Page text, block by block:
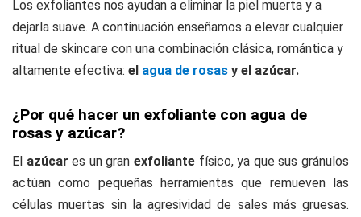
Los exfoliantes nos ayudan a eliminar la piel muerta y a
dejarla suave. A continuación enseñamos a elevar cualquier
ritual de skincare con una combinación clásica, romántica y
altamente efectiva: el agua de rosas y el azúcar.
¿Por qué hacer un exfoliante con agua de
rosas y azúcar?
El azúcares un granexfoliante físico, ya que sus gránulos
actúan como pequeñas herramientas que remueven las
células muertas sin la agresividad de sales más gruesas.